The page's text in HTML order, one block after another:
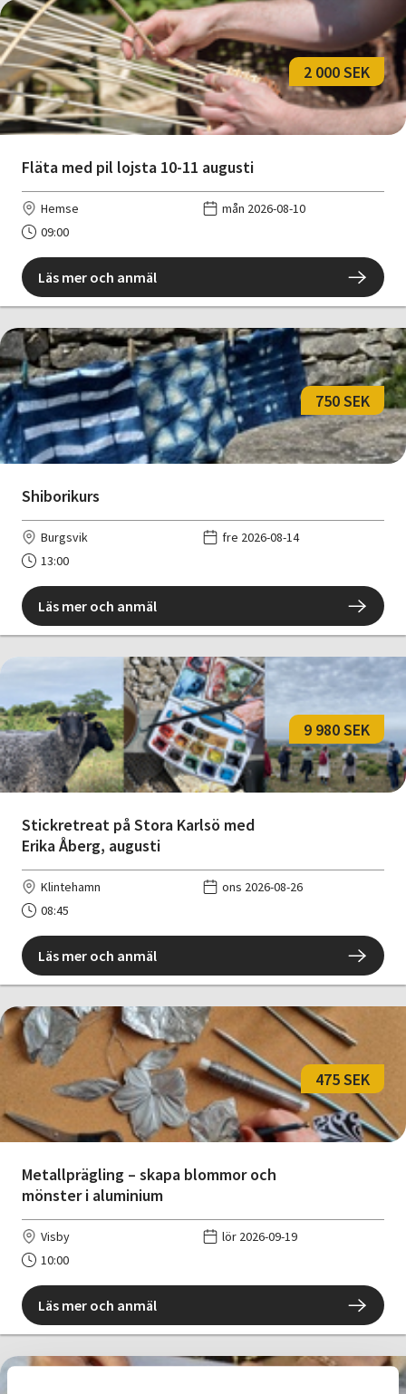
Fläta med pil lojsta 10-11 augusti
2 000 SEK
Hemse
mån 2026-08-10
09:00
Läs mer och anmäl
Shiborikurs
750 SEK
Burgsvik
fre 2026-08-14
13:00
Läs mer och anmäl
Stickretreat på Stora Karlsö med
Erika Åberg, augusti
9 980 SEK
Klintehamn
ons 2026-08-26
08:45
Läs mer och anmäl
Metallprägling – skapa blommor och
mönster i aluminium
475 SEK
Visby
lör 2026-09-19
10:00
Läs mer och anmäl